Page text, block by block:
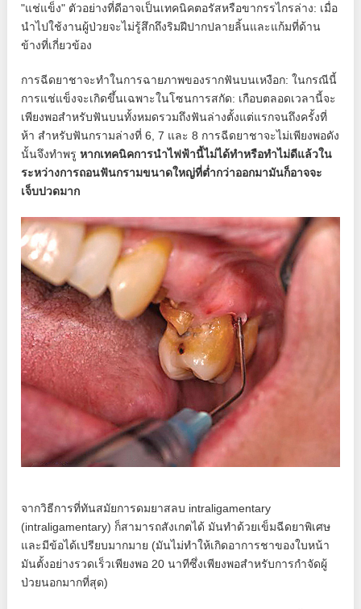
"แช่แข็ง" ตัวอย่างที่ดีอาจเป็นเทคนิคตอรัสหรือขากรรไกรล่าง: เมื่อ
นำไปใช้งานผู้ป่วยจะไม่รู้สึกถึงริมฝีปากปลายลิ้นและแก้มที่ด้าน
ข้างที่เกี่ยวข้อง
การฉีดยาชาจะทำในการฉายภาพของรากฟันบนเหงือก: ในกรณีนี้
การแช่แข็งจะเกิดขึ้นเฉพาะในโซนการสกัด: เกือบตลอดเวลานี้จะ
เพียงพอสำหรับฟันบนทั้งหมดรวมถึงฟันล่างตั้งแต่แรกจนถึงครั้งที่
ห้า สำหรับฟันกรามล่างที่ 6, 7 และ 8 การฉีดยาชาจะไม่เพียงพอดัง
นั้นจึงทำพรูหากเทคนิคการนำไฟฟ้านี้ไม่ได้ทำหรือทำไม่ดีแล้วใน
ระหว่างการถอนฟันกรามขนาดใหญ่ที่ต่ำกว่าออกมามันก็อาจจะ
เจ็บปวดมาก
จากวิธีการที่ทันสมัยการดมยาสลบ intraligamentary
(intraligamentary) ก็สามารถสังเกตได้ มันทำด้วยเข็มฉีดยาพิเศษ
และมีข้อได้เปรียบมากมาย (มันไม่ทำให้เกิดอาการชาของใบหน้า
มันตั้งอย่างรวดเร็วเพียงพอ 20 นาทีซึ่งเพียงพอสำหรับการกำจัดผู้
ป่วยนอกมากที่สุด)